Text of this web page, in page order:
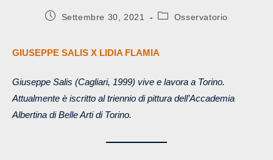
ArticoloSettembre 30, 2021
Categoria
Osservatorio
GIUSEPPE SALIS X LIDIA FLAMIA
Giuseppe Salis (Cagliari, 1999) vive e lavora a Torino.
Attualmente è iscritto al triennio di pittura dell’Accademia
Albertina di Belle Arti di Torino.